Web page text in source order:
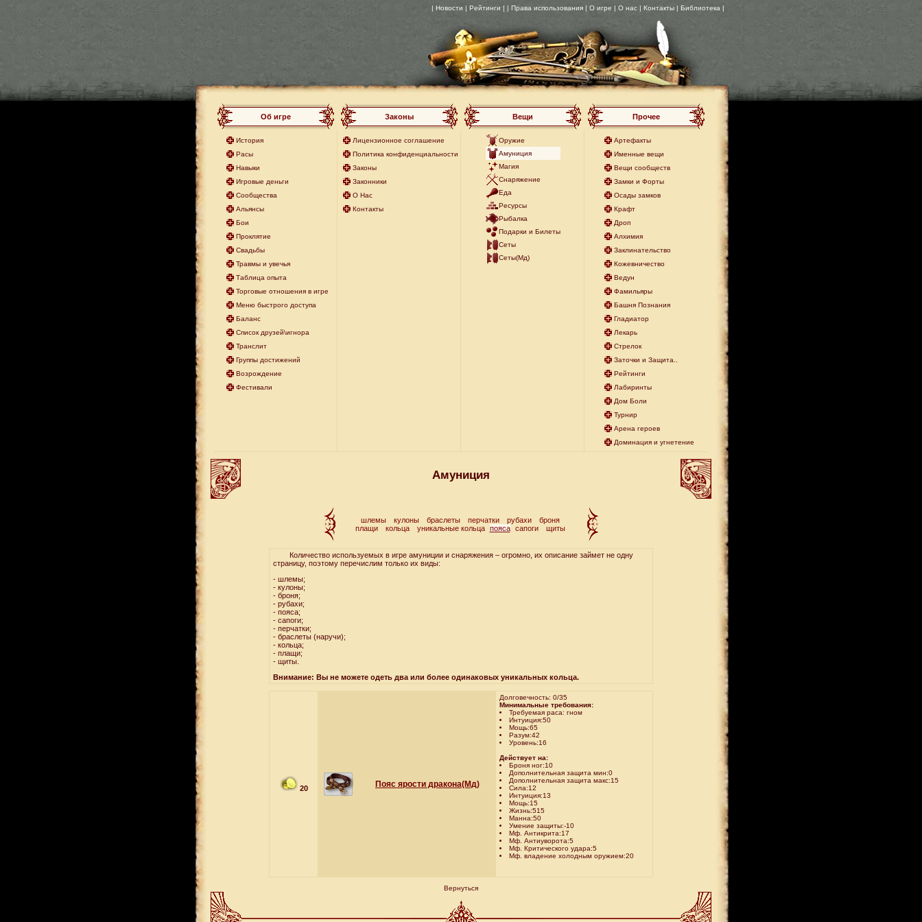
| Новости | Рейтинги | | Права использования | О игре | О нас | Контакты | Библиотека |
Об игре Законы Вещи Прочее
История
Расы
Навыки
Игровые деньги
Сообщества
Альянсы
Бои
Проклятие
Свадьбы
Травмы и увечья
Таблица опыта
Торговые отношения в игре
Меню быстрого доступа
Баланс
Список друзей\игнора
Транслит
Группы достижений
Возрождение
Фестивали
Лицензионное соглашение
Политика конфиденциальности
Законы
Законники
О Нас
Контакты
Оружие
Амуниция
Магия
Снаряжение
Еда
Ресурсы
Рыбалка
Подарки и Билеты
Сеты
Сеты(Мд)
Артефакты
Именные вещи
Вещи сообществ
Замки и Форты
Осады замков
Крафт
Дроп
Алхимия
Заклинательство
Кожевничество
Ведун
Фамильяры
Башня Познания
Гладиатор
Лекарь
Стрелок
Заточки и Защита..
Рейтинги
Лабиринты
Дом Боли
Турнир
Арена героев
Доминация и угнетение
Амуниция
шлемы кулоны браслеты перчатки рубахи
броня
плащи
кольца уникальные кольца пояса сапоги щиты
Количество используемых в игре амуниции и снаряжения – огромно, их описание займет не одну
страницу, поэтому перечислим только их виды:
- шлемы;
- кулоны;
- броня;
- рубахи;
- пояса;
- сапоги;
- перчатки;
- браслеты (наручи);
- кольца;
- плащи;
- щиты.
Внимание: Вы не можете одеть два или более одинаковых уникальных кольца.
20 Пояс ярости дракона(Мд)
Долговечность: 0/35
Минимальные требования:
Требуемая раса: гном
Интуиция:50
Мощь:65
Разум:42
Уровень:16
Действует на:
Броня ног:10
Дополнительная защита мин:0
Дополнительная защита макс:15
Сила:12
Интуиция:13
Мощь:15
Жизнь:515
Манна:50
Умение защиты:-10
Мф. Антикрита:17
Мф. Антиуворота:5
Мф. Критического удара:5
Мф. владение холодным оружием:20
Вернуться